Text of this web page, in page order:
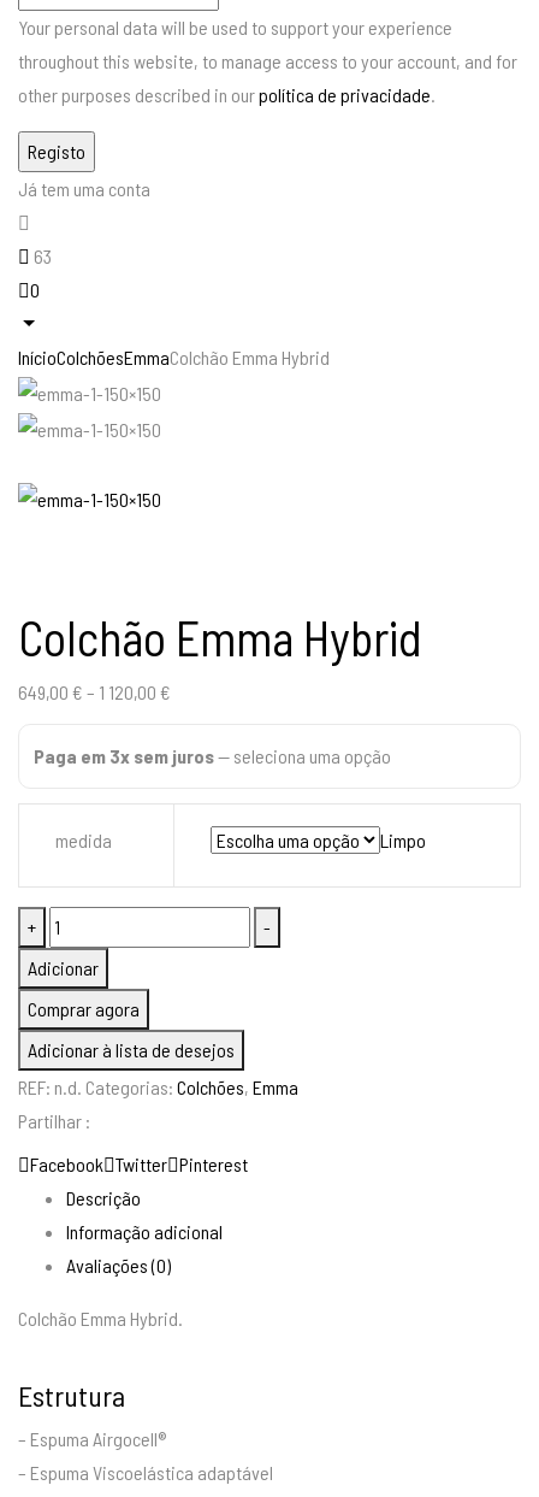
Your personal data will be used to support your experience
throughout this website, to manage access to your account, and for
other purposes described in ourpolítica de privacidade.
Já tem uma conta
63
0
InícioColchõesEmmaColchão Emma Hybrid
Colchão Emma Hybrid
649,00 € – 1 120,00 €
Paga em 3x sem juros— seleciona uma opção
medida Limpo
+
Quantidade
de
Colchão
Emma
Hybrid
-
Adicionar
Comprar agora
Adicionar à lista de desejos
REF: n.d. Categorias: Colchões, Emma
Partilhar :
Facebook Twitter Pinterest
Descrição
Informação adicional
Avaliações (0)
Colchão Emma Hybrid.
Estrutura
– Espuma Airgocell®
– Espuma Viscoelástica adaptável